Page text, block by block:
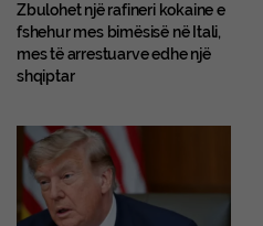
Zbulohet një rafineri kokaine e
fshehur mes bimësisë në Itali,
mes të arrestuarve edhe një
shqiptar